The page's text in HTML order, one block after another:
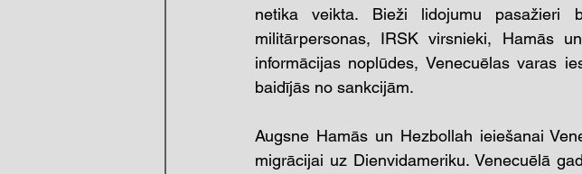
netika veikta. Bieži lidojumu
militārpersonas, IRSK virsnieki, Hamās
informācijas noplūdes, Venecuēlas varas
baidījās no sankcijām.
Augsne Hamās un Hezbollah ieiešanai
migrācijai uz Dienvidameriku. Venecuēlā